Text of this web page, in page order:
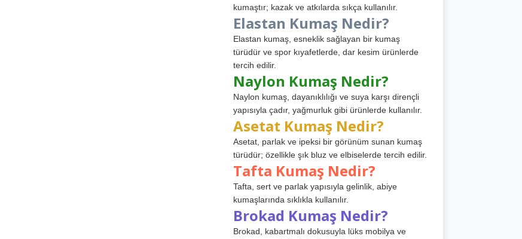
kumaştır; kazak ve atkılarda sıkça kullanılır.
Elastan Kumaş Nedir?
Elastan kumaş, esneklik sağlayan bir kumaş
türüdür ve spor kıyafetlerde, dar kesim ürünlerde
tercih edilir.
Naylon Kumaş Nedir?
Naylon kumaş, dayanıklılığı ve suya karşı dirençli
yapısıyla çadır, yağmurluk gibi ürünlerde kullanılır.
Asetat Kumaş Nedir?
Asetat, parlak ve ipeksi bir görünüm sunan kumaş
türüdür; özellikle şık bluz ve elbiselerde tercih edilir.
Tafta Kumaş Nedir?
Tafta, sert ve parlak yapısıyla gelinlik, abiye
kumaşlarında sıklıkla kullanılır.
Brokad Kumaş Nedir?
Brokad, kabartmalı dokusuyla lüks mobilya ve